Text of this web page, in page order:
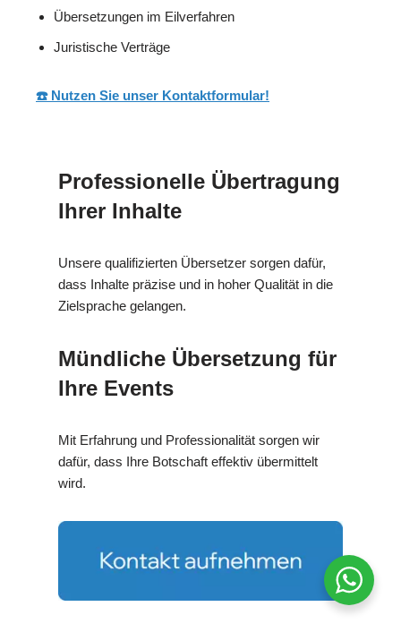
Übersetzungen im Eilverfahren
Juristische Verträge
☎️ Nutzen Sie unser Kontaktformular!
Professionelle Übertragung
Ihrer Inhalte
Unsere qualifizierten Übersetzer sorgen dafür,
dass Inhalte präzise und in hoher Qualität in die
Zielsprache gelangen.
Mündliche Übersetzung für
Ihre Events
Mit Erfahrung und Professionalität sorgen wir
dafür, dass Ihre Botschaft effektiv übermittelt
wird.